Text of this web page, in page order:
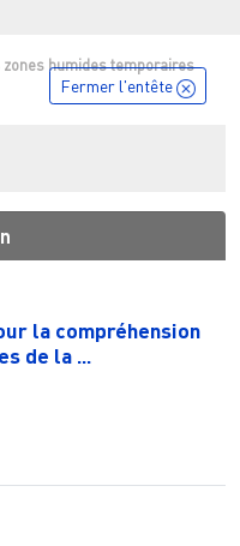
zones humides temporaires
Fermer l'entête
la compréhension
de la ...